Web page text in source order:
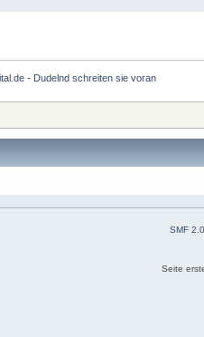
- Dudelnd schreiten sie voran
SMF
Seite